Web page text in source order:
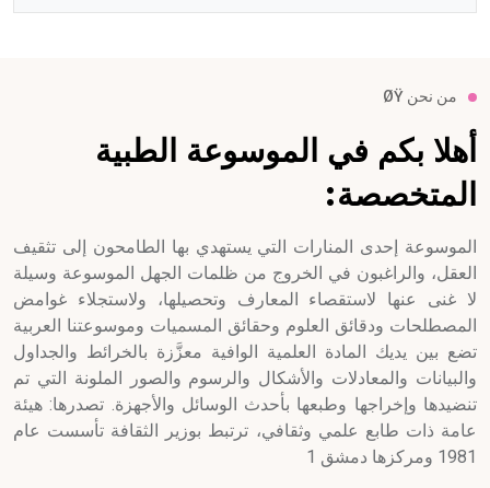
من نحن ØŸ
أهلا بكم في الموسوعة الطبية
المتخصصة:
الموسوعة إحدى المنارات التي يستهدي بها الطامحون إلى تثقيف
العقل، والراغبون في الخروج من ظلمات الجهل الموسوعة وسيلة
لا غنى عنها لاستقصاء المعارف وتحصيلها، ولاستجلاء غوامض
المصطلحات ودقائق العلوم وحقائق المسميات وموسوعتنا العربية
تضع بين يديك المادة العلمية الوافية معزَّزة بالخرائط والجداول
والبيانات والمعادلات والأشكال والرسوم والصور الملونة التي تم
تنضيدها وإخراجها وطبعها بأحدث الوسائل والأجهزة. تصدرها: هيئة
عامة ذات طابع علمي وثقافي، ترتبط بوزير الثقافة تأسست عام
1981 ومركزها دمشق 1